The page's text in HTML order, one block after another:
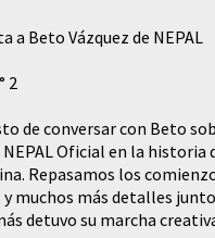
a Beto Vázquez de NEPAL
2
de conversar con Beto
Oficial en la historia
Repasamos los
muchos más detalles
detuvo su marcha